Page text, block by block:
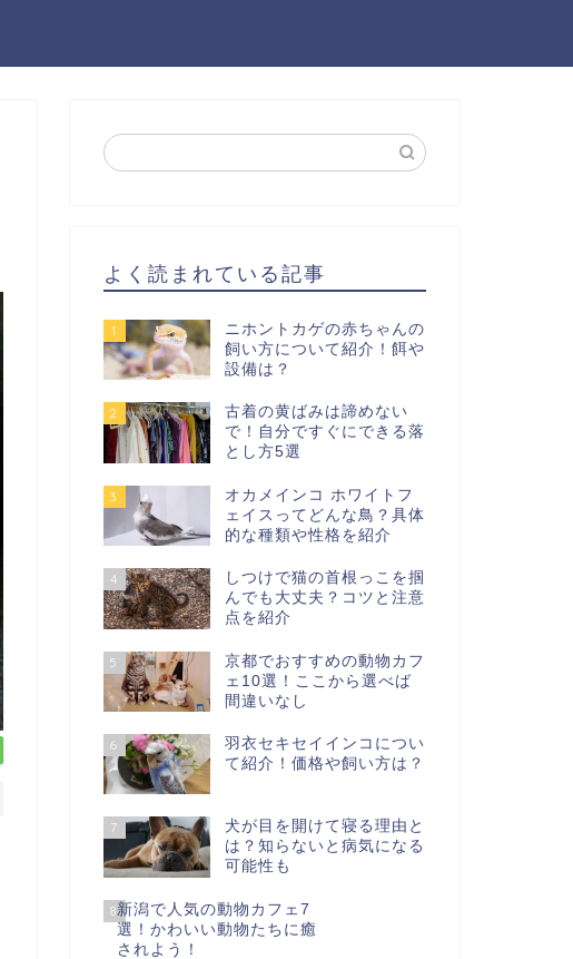
よく読まれている記事
1
ニホントカゲの赤ちゃんの
飼い方について紹介！餌や
設備は？
2
古着の黄ばみは諦めない
で！自分ですぐにできる落
とし方5選
3
オカメインコ ホワイトフ
ェイスってどんな鳥？具体
的な種類や性格を紹介
4
しつけで猫の首根っこを掴
んでも大丈夫？コツと注意
点を紹介
5
京都でおすすめの動物カフ
ェ10選！ここから選べば
間違いなし
6
羽衣セキセイインコについ
て紹介！価格や飼い方は？
7
犬が目を開けて寝る理由と
は？知らないと病気になる
可能性も
8新潟で人気の動物カフェ7
選！かわいい動物たちに癒
されよう！